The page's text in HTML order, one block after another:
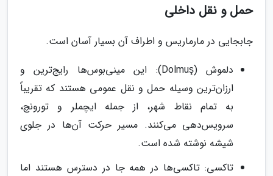
حمل و نقل داخلی
جابجایی در مارماریس و اطراف آن بسیار آسان است.
دلموش (Dolmuş): این مینی‌بوس‌ها رایج‌ترین و
ارزان‌ترین وسیله حمل و نقل عمومی هستند که تقریباً
به تمام نقاط شهر، از جمله ایچملر و تورونچ،
سرویس‌دهی می‌کنند. مسیر حرکت آن‌ها در جلوی
شیشه نوشته شده است.
تاکسی: تاکسی‌ها در همه جا در دسترس هستند اما